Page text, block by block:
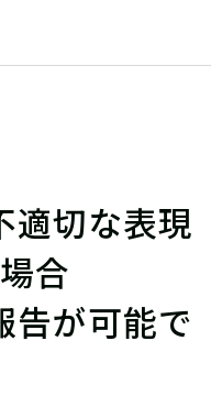
適切な表現
合
告が可能で